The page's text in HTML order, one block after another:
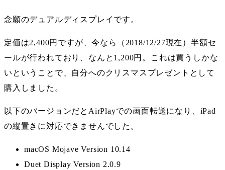
念願のデュアルディスプレイです。
定価は2,400円ですが、今なら（2018/12/27現在）半額セ
ールが行われており、なんと1,200円。これは買うしかな
いということで、自分へのクリスマスプレゼントとして
購入しました。
以下のバージョンだとAirPlayでの画面転送になり、iPad
の縦置きに対応できませんでした。
macOS Mojave Version 10.14
Duet Display Version 2.0.9